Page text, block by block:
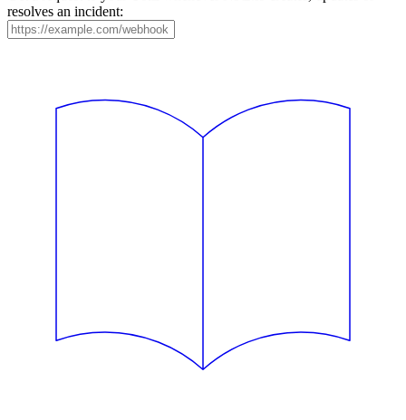
resolves an incident: